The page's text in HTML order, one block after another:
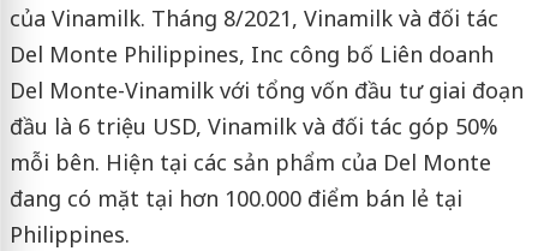
của Vinamilk. Tháng 8/2021, Vinamilk và đối tác
Del Monte Philippines, Inc công bố Liên doanh
Del Monte-Vinamilk với tổng vốn đầu tư giai đoạn
đầu là 6 triệu USD, Vinamilk và đối tác góp 50%
mỗi bên. Hiện tại các sản phẩm của Del Monte
đang có mặt tại hơn 100.000 điểm bán lẻ tại
Philippines.